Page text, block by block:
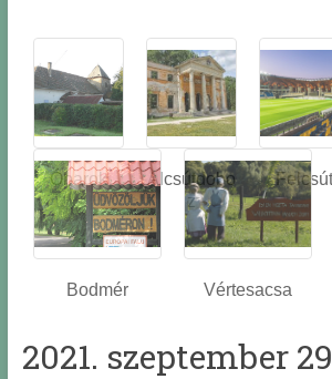
Óbarok
Alcsútdobo
z
Bodmér Vértesacsa
2021. szeptember